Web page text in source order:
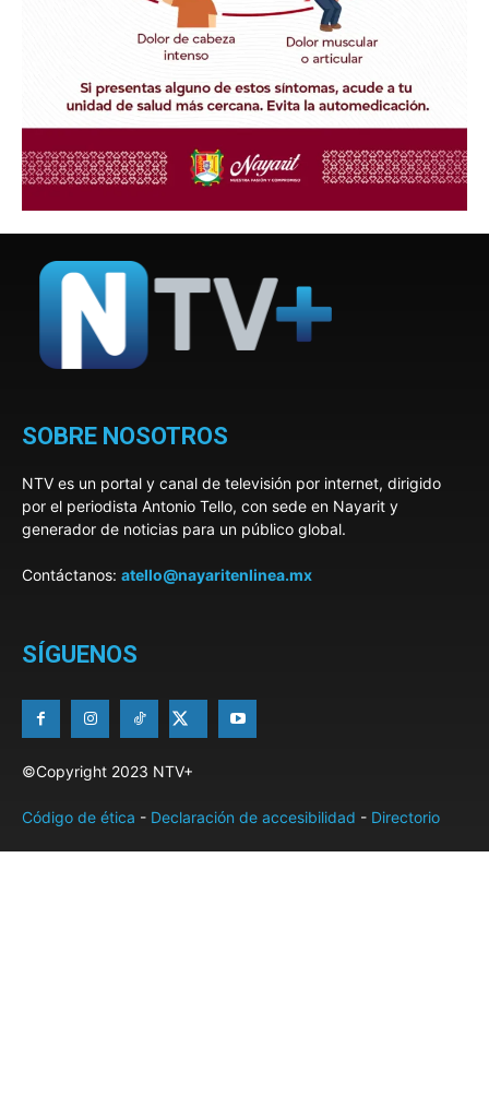
SOBRE NOSOTROS
NTV es un portal y canal de televisión por internet, dirigido
por el periodista Antonio Tello, con sede en Nayarit y
generador de noticias para un público global.
Contáctanos: atello@nayaritenlinea.mx
SÍGUENOS
©Copyright 2023 NTV+
Código de ética - Declaración de accesibilidad - Directorio